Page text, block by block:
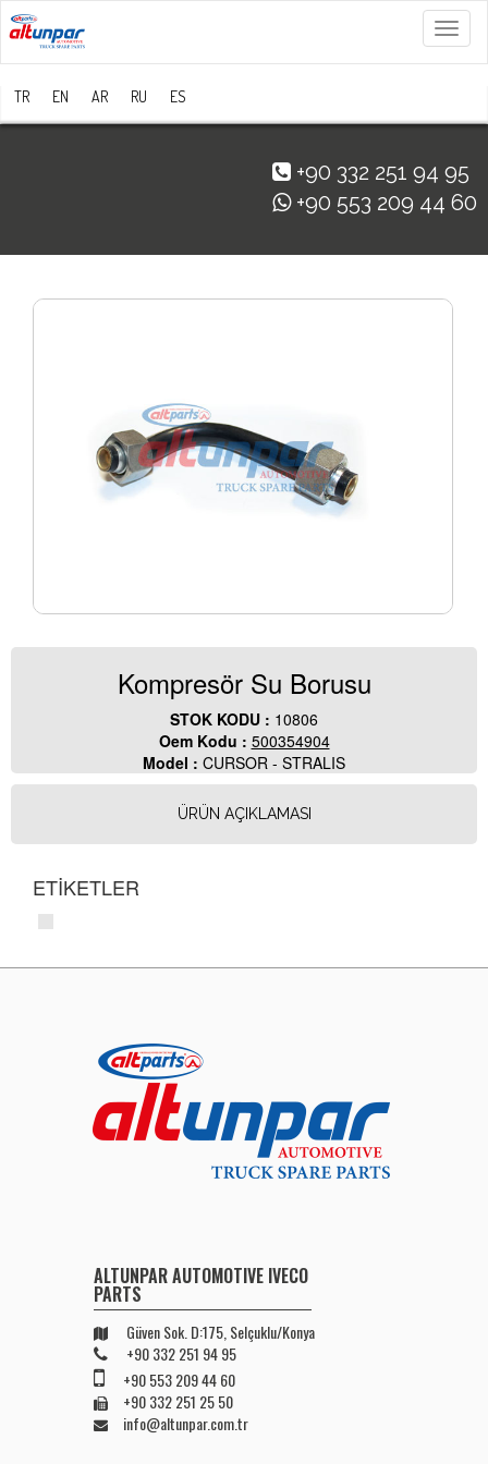
Menü
TR EN AR RU ES
+90 332 251 94 95
+90 553 209 44 60
Kompresör Su Borusu
STOK KODU : 10806
Oem Kodu : 500354904
Model : CURSOR - STRALIS
ÜRÜN AÇIKLAMASI
ETİKETLER
ALTUNPAR AUTOMOTIVE IVECO
PARTS
Güven Sok. D:175, Selçuklu/Konya
+90 332 251 94 95
+90 553 209 44 60
+90 332 251 25 50
info@altunpar.com.tr